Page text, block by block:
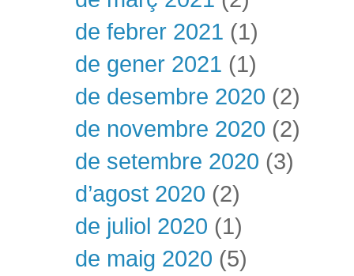
de febrer 2021 (1)
de gener 2021 (1)
de desembre 2020 (2)
de novembre 2020 (2)
de setembre 2020 (3)
d’agost 2020 (2)
de juliol 2020 (1)
de maig 2020 (5)